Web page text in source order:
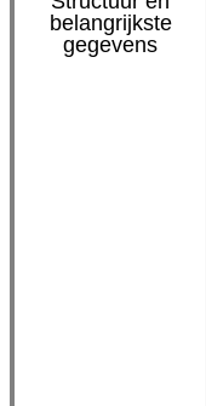
belangrijkste
gegevens